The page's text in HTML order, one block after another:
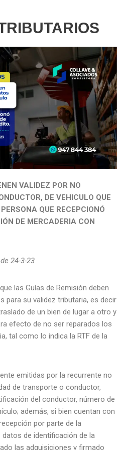
VALIDEZ POR NO
DE VEHICULO QUE
QUE RECEPCIONÓ
DE MERCADERIA CON
24-3-23
las Guías de Remisión deben
para su validez tributaria, es decir
de un bien de lugar a otro y
efecto de no ser reparados los
tal como lo indica la RTF de la
emitidas por la recurrente no
de transporte o conductor,
del conductor, número de
además, si bien cuentan con
por parte de la
de identificación de la
las adquisiciones y firmado